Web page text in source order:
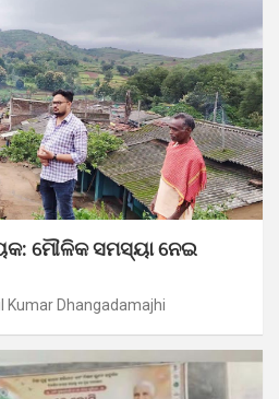
ମୌଳିକ ସମସ୍ୟା ନେଇ
Kumar Dhangadamajhi